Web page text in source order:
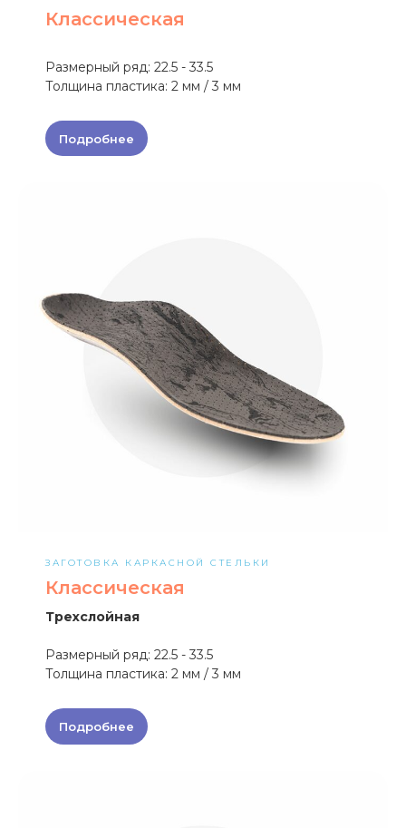
Классическая
Размерный ряд: 22.5 - 33.5
Толщина пластика: 2 мм / 3 мм
Подробнее
ЗАГОТОВКА КАРКАСНОЙ СТЕЛЬКИ
Классическая
Трехслойная
Размерный ряд: 22.5 - 33.5
Толщина пластика: 2 мм / 3 мм
Подробнее